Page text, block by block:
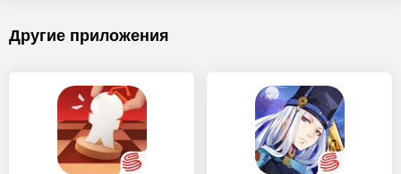
Другие приложения